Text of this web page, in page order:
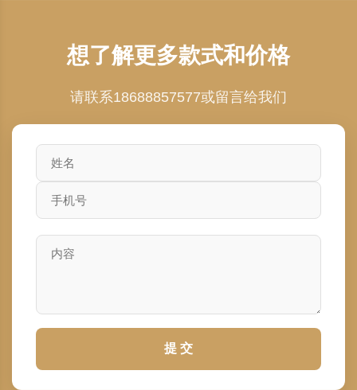
想了解更多款式和价格
请联系18688857577或留言给我们
提 交